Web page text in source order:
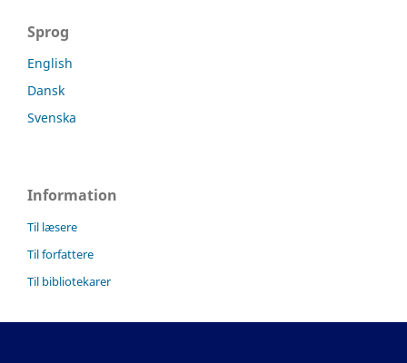
Sprog
English
Dansk
Svenska
Information
Til læsere
Til forfattere
Til bibliotekarer